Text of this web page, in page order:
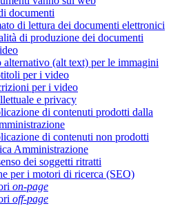
documenti
di lettura dei documenti elettronici
di produzione dei documenti
alternativo (alt text) per le immagini
per i video
per i video
e privacy
di contenuti prodotti dalla
di contenuti non prodotti
Amministrazione
dei soggetti ritratti
per i motori di ricerca (SEO)
on-page
off-page